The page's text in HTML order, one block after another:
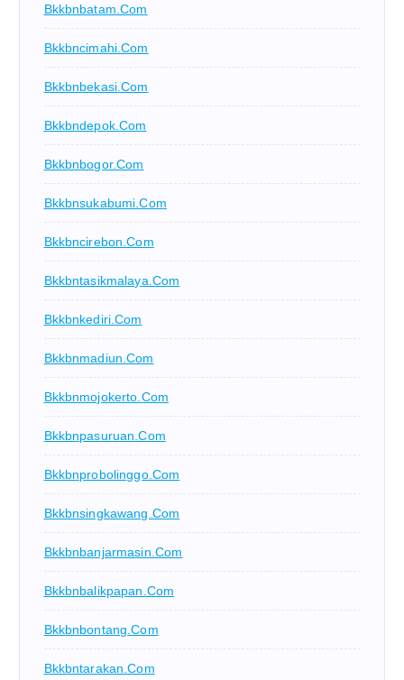
Bkkbnbatam.com
Bkkbncimahi.com
Bkkbnbekasi.com
Bkkbndepok.com
Bkkbnbogor.com
Bkkbnsukabumi.com
Bkkbncirebon.com
Bkkbntasikmalaya.com
Bkkbnkediri.com
Bkkbnmadiun.com
Bkkbnmojokerto.com
Bkkbnpasuruan.com
Bkkbnprobolinggo.com
Bkkbnsingkawang.com
Bkkbnbanjarmasin.com
Bkkbnbalikpapan.com
Bkkbnbontang.com
Bkkbntarakan.com